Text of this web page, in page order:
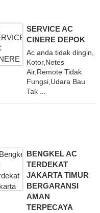
SERVICE AC
CINERE DEPOK
Ac anda tidak dingin,
Kotor,Netes
Air,Remote Tidak
Fungsi,Udara Bau
Tak ...
BENGKEL AC
TERDEKAT
JAKARTA TIMUR
BERGARANSI
AMAN
TERPECAYA